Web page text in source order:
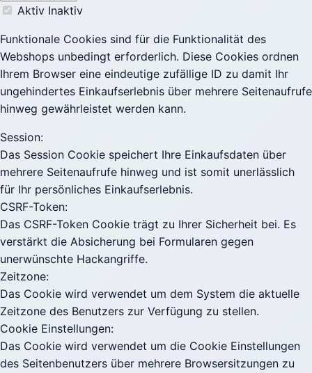
Aktiv Inaktiv
Funktionale Cookies sind für die Funktionalität des
Webshops unbedingt erforderlich. Diese Cookies ordnen
Ihrem Browser eine eindeutige zufällige ID zu damit Ihr
ungehindertes Einkaufserlebnis über mehrere Seitenaufrufe
hinweg gewährleistet werden kann.
Session:
Das Session Cookie speichert Ihre Einkaufsdaten über
mehrere Seitenaufrufe hinweg und ist somit unerlässlich
für Ihr persönliches Einkaufserlebnis.
CSRF-Token:
Das CSRF-Token Cookie trägt zu Ihrer Sicherheit bei. Es
verstärkt die Absicherung bei Formularen gegen
unerwünschte Hackangriffe.
Zeitzone:
Das Cookie wird verwendet um dem System die aktuelle
Zeitzone des Benutzers zur Verfügung zu stellen.
Cookie Einstellungen:
Das Cookie wird verwendet um die Cookie Einstellungen
des Seitenbenutzers über mehrere Browsersitzungen zu